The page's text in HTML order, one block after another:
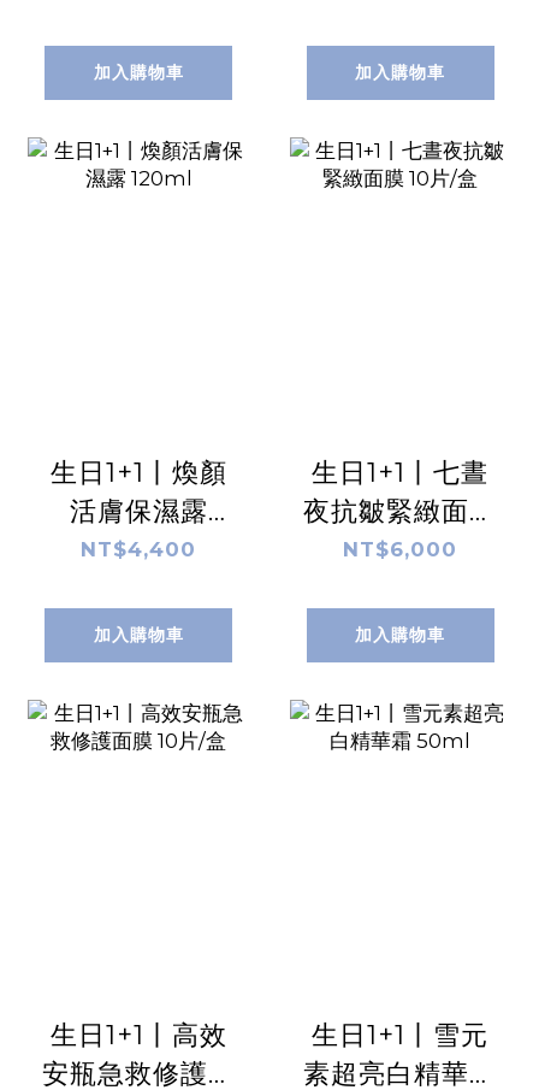
加入購物車 加入購物車
生日1+1丨煥顏
活膚保濕露
120ml
NT$4,400
加入購物車
生日1+1丨七晝
夜抗皺緊緻面膜
10片/盒
NT$6,000
加入購物車
生日1+1丨高效
安瓶急救修護面
生日1+1丨雪元
素超亮白精華霜